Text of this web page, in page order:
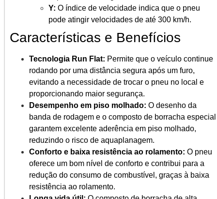
Y: O índice de velocidade indica que o pneu
pode atingir velocidades de até 300 km/h.
Características e Benefícios
Tecnologia Run Flat: Permite que o veículo continue
rodando por uma distância segura após um furo,
evitando a necessidade de trocar o pneu no local e
proporcionando maior segurança.
Desempenho em piso molhado: O desenho da
banda de rodagem e o composto de borracha especial
garantem excelente aderência em piso molhado,
reduzindo o risco de aquaplanagem.
Conforto e baixa resistência ao rolamento: O pneu
oferece um bom nível de conforto e contribui para a
redução do consumo de combustível, graças à baixa
resistência ao rolamento.